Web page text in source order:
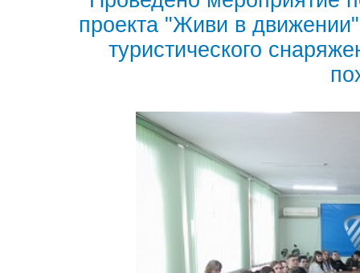
проекта "Живи в
туристического